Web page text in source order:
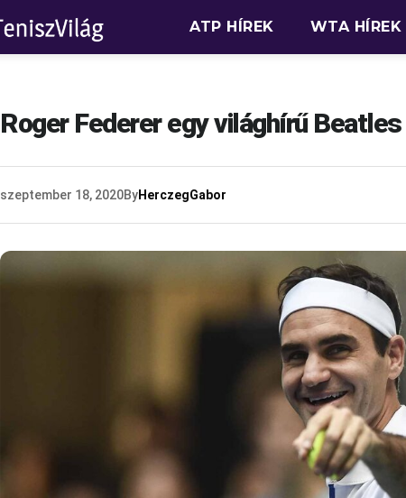
ATP HÍREK WTA HÍREK
Roger Federer egy világhírű
szeptember 18, 2020ByHerczegGabor